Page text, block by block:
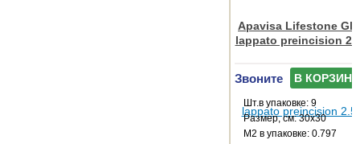
Apavisa Lifestone
lappato preincision
Звоните В КОРЗИНУ
Шт.в упаковке: 9
Размер, см: 30x30
М2 в упаковке: 0.797